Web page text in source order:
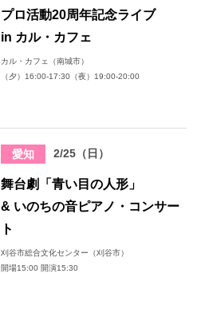
プロ活動20周年記念ライブ
in カル・カフェ
カル・カフェ（南城市）
（夕）16:00-17:30（夜）19:00-20:00
愛知 2/25（日）
舞台劇「青い目の人形」
& いのちの音ピアノ・コンサー
ト
刈谷市総合文化センター（刈谷市）
開場15:00 開演15:30